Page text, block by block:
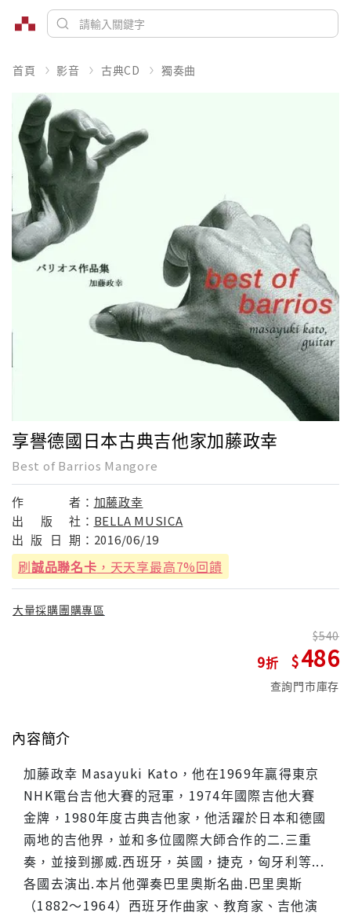
首頁 影音 古典CD 獨奏曲
享譽德國日本古典吉他家加藤政幸
Best of Barrios Mangore
作 者： 加藤政幸
出
版 社： BELLA MUSICA
出 版 日 期： 2016/06/19
刷誠品聯名卡 ，天天享最高7%回饋
大量採購團購專區
9
540
486
查詢門市庫存
內容簡介
加藤政幸 Masayuki Kato，他在1969年贏得東京
NHK電台吉他大賽的冠軍，1974年國際吉他大賽
金牌，1980年度古典吉他家，他活躍於日本和德國
兩地的吉他界，並和多位國際大師合作的二.三重
奏，並接到挪威.西班牙，英國，捷克，匈牙利等...
各國去演出.本片他彈奏巴里奧斯名曲.巴里奧斯
（1882～1964）西班牙作曲家、教育家、吉他演